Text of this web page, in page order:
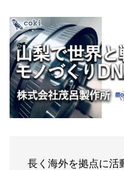
長く海外を拠点に活